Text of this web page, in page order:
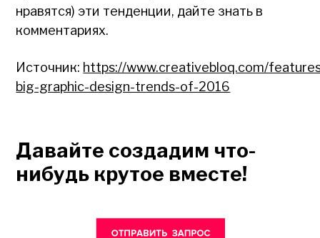
нравятся) эти тенденции, дайте знать в
комментариях.
Источник: https://www.creativebloq.com/
big-graphic-design-trends-of-2016
Давайте создадим что-
нибудь крутое вместе!